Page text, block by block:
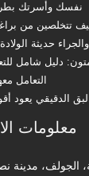
نفسك وأسرتك
كيف تتخلصين من
والجراء حديثة
دليل شامل
التعامل
الدقيقي يعود
معلومات